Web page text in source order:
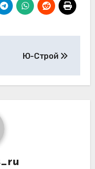
Ю-Строй